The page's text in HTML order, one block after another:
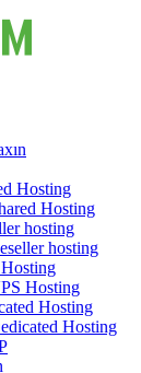
Hosting
Hosting
hosting
hosting
Hosting
Hosting
Hosting